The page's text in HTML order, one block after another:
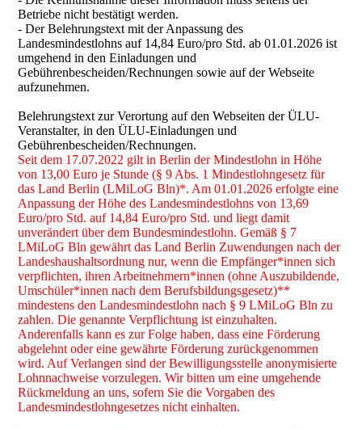
Betriebe nicht bestätigt werden.
- Der Belehrungstext mit der Anpassung des
Landesmindestlohns auf 14,84 Euro/pro Std. ab 01.01.2026 ist
umgehend in den Einladungen und
Gebührenbescheiden/Rechnungen sowie auf der Webseite
aufzunehmen.
Belehrungstext zur Verortung auf den Webseiten der ÜLU-
Veranstalter, in den ÜLU-Einladungen und
Gebührenbescheiden/Rechnungen.
Seit dem 17.07.2022 gilt in Berlin der Mindestlohn in Höhe
von 13,00 Euro je Stunde (§ 9 Abs. 1 Mindestlohngesetz für
das Land Berlin (LMiLoG Bln)*. Am 01.01.2026 erfolgte eine
Anpassung der Höhe des Landesmindestlohns von 13,69
Euro/pro Std. auf 14,84 Euro/pro Std. und liegt damit
unverändert über dem Bundesmindestlohn. Gemäß § 7
LMiLoG Bln gewährt das Land Berlin Zuwendungen nach der
Landeshaushaltsordnung nur, wenn die Empfänger*innen sich
verpflichten, ihren Arbeitnehmern*innen (ohne Auszubildende,
Umschüler*innen nach dem Berufsbildungsgesetz)**
mindestens den Landesmindestlohn nach § 9 LMiLoG Bln zu
zahlen. Die genannte Verpflichtung ist einzuhalten.
Anderenfalls kann es zur Folge haben, dass eine Förderung
abgelehnt oder eine gewährte Förderung zurückgenommen
wird. Auf Verlangen sind der Bewilligungsstelle anonymisierte
Lohnnachweise vorzulegen. Wir bitten um eine umgehende
Rückmeldung an uns, sofern Sie die Vorgaben des
Landesmindestlohngesetzes nicht einhalten.